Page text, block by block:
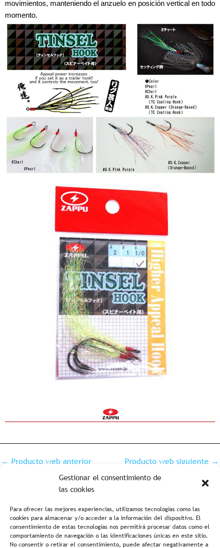
Gestionar el consentimiento de
las cookies
Para ofrecer las mejores experiencias, utilizamos tecnologías como las
cookies para almacenar y/o acceder a la información del dispositivo. El
consentimiento de estas tecnologías nos permitirá procesar datos como el
comportamiento de navegación o las identificaciones únicas en este sitio.
No consentir o retirar el consentimiento, puede afectar negativamente a
movimientos, manteniendo el anzuelo en posición vertical en todo
momento.
← Producto web anterior Producto web siguiente →